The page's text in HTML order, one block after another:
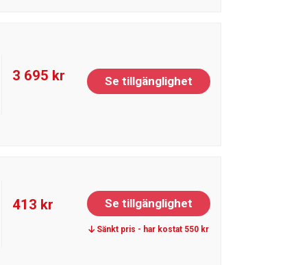
3 695 kr Se tillgänglighet
413 kr Se tillgänglighet
Sänkt pris - har kostat 550 kr